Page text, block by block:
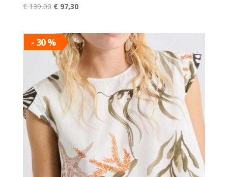
€139,00 Il
era:
€ 139,00.
€97,30Il
è:
€ 97,30.
- 30 %